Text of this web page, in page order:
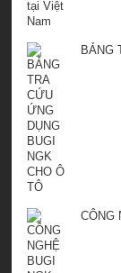
BẢNG
CÔNG